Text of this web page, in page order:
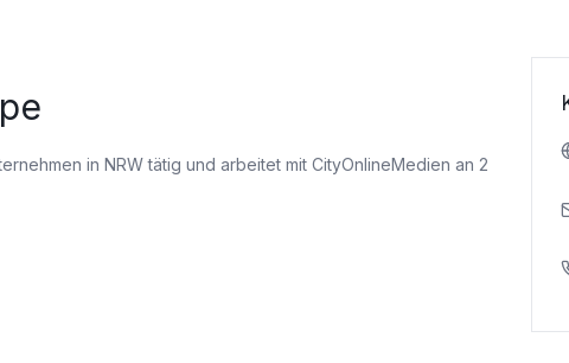
in NRW tätig und arbeitet mit CityOnlineMedien an 2